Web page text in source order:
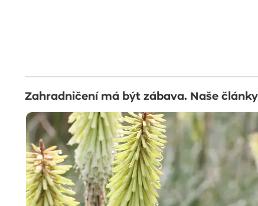
Zahradničení má být zábava. Naše